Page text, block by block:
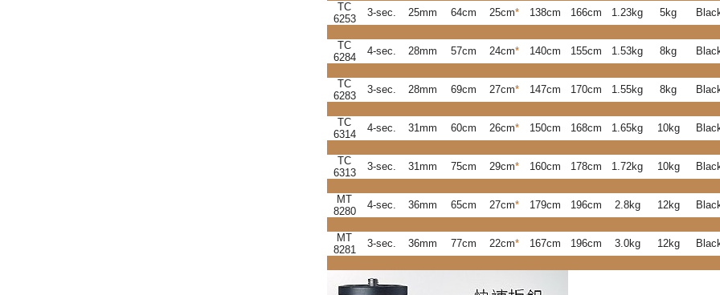
TC
6253
3-sec. 25mm 64cm 25cm* 138cm 166cm 1.23kg 5kg
TC
6284
4-sec. 28mm 57cm 24cm* 140cm 155cm 1.53kg 8kg
TC
6283
3-sec. 28mm 69cm 27cm* 147cm 170cm 1.55kg 8kg
TC
6314
4-sec. 31mm 60cm 26cm* 150cm 168cm 1.65kg 10kg
TC
6313
3-sec. 31mm 75cm 29cm* 160cm 178cm 1.72kg 10kg
MT
8280
4-sec. 36mm 65cm 27cm* 179cm 196cm 2.8kg 12kg
MT
8281
3-sec. 36mm 77cm 22cm* 167cm 196cm 3.0kg 12kg